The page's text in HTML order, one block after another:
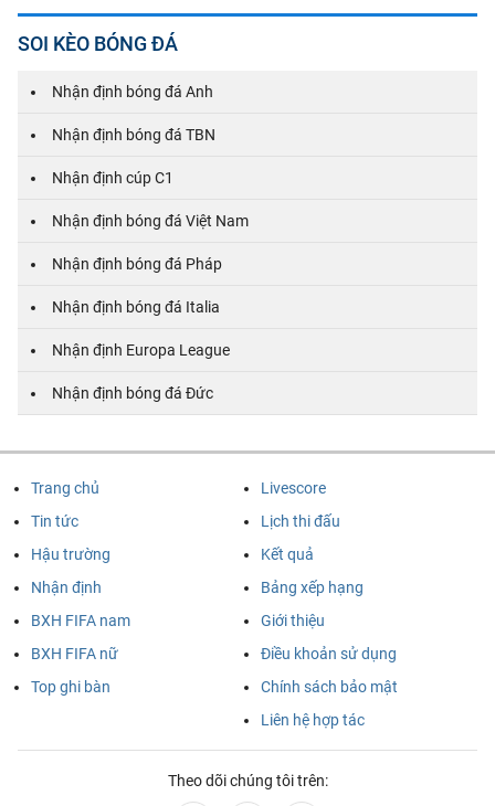
SOI KÈO BÓNG ĐÁ
Nhận định bóng đá Anh
Nhận định bóng đá TBN
Nhận định cúp C1
Nhận định bóng đá Việt Nam
Nhận định bóng đá Pháp
Nhận định bóng đá Italia
Nhận định Europa League
Nhận định bóng đá Đức
Trang chủ
Tin tức
Hậu trường
Nhận định
Livescore
Lịch thi đấu
Kết quả
Bảng xếp hạng
BXH FIFA nam
BXH FIFA nữ
Top ghi bàn
Giới thiệu
Điều khoản sử dụng
Chính sách bảo mật
Liên hệ hợp tác
Theo dõi chúng tôi trên: